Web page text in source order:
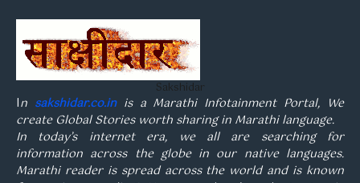
Sakshidar
In sakshidar.co.inis a Marathi Infotainment Portal, We
create Global Stories worth sharing in Marathi language.
In today’s internet era, we all are searching for
information across the globe in our native languages.
Marathi reader is spread across the world and is known